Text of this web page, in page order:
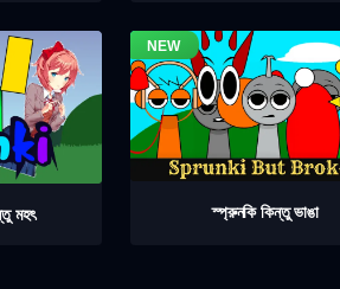
মহৎ স্প্রুনকি কিন্তু ভাঙা